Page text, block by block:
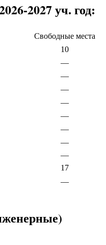
2027 уч. год:
Свободные места
10
—
—
—
—
—
—
—
—
17
—